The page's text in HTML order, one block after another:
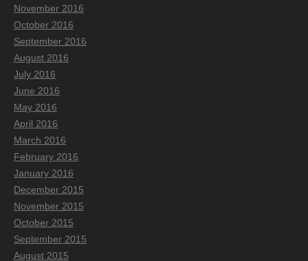
November 2016
October 2016
September 2016
August 2016
July 2016
June 2016
May 2016
April 2016
March 2016
February 2016
January 2016
December 2015
November 2015
October 2015
September 2015
August 2015